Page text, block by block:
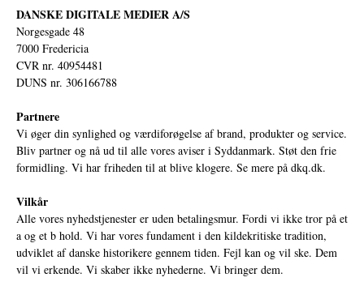
DANSKE DIGITALE MEDIER A/S
Norgesgade 48
7000 Fredericia
CVR nr. 40954481
DUNS nr. 306166788
Partnere
Vi øger din synlighed og værdiforøgelse af brand, produkter og service.
Bliv partner og nå ud til alle vores aviser i Syddanmark. Støt den frie
formidling. Vi har friheden til at blive klogere. Se mere på dkq.dk.
Vilkår
Alle vores nyhedstjenester er uden betalingsmur. Fordi vi ikke tror på et
a og et b hold. Vi har vores fundament i den kildekritiske tradition,
udviklet af danske historikere gennem tiden. Fejl kan og vil ske. Dem
vil vi erkende. Vi skaber ikke nyhederne. Vi bringer dem.